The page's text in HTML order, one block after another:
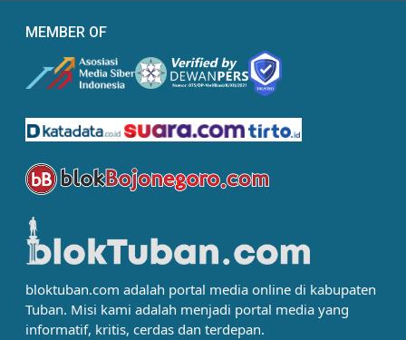
MEMBER OF
bloktuban.com adalah portal media online di kabupaten
Tuban. Misi kami adalah menjadi portal media yang
informatif, kritis, cerdas dan terdepan.